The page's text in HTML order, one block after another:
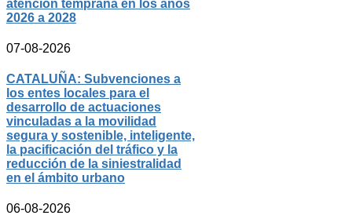
atención temprana en los años
2026 a 2028
07-08-2026
CATALUÑA: Subvenciones a
los entes locales para el
desarrollo de actuaciones
vinculadas a la movilidad
segura y sostenible, inteligente,
la pacificación del tráfico y la
reducción de la siniestralidad
en el ámbito urbano
06-08-2026